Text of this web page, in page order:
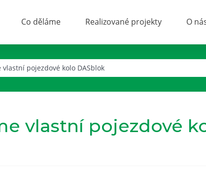
Co děláme Realizované projekty O
pojezdové kolo DASblok
vlastní pojezdové